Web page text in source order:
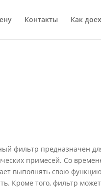
Контакты Как
фильтр предназначен
примесей. Со
выполнять свою
Кроме того, фильтр